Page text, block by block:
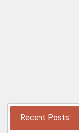
Recent Posts